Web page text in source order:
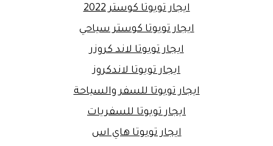
ايجار تويوتا كوستر 2022
ايجار تويوتا كوستر سياحي
ايجار تويوتا لاند كروزر
ايجار تويوتا لاندكروز
ايجار تويوتا للسفر والسياحة
ايجار تويوتا للسفريات
ايجار تويوتا هاي اس